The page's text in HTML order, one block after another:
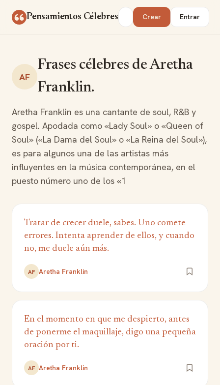
Pensamientos Célebres Buscar Crear Entrar
AF
Frases célebres de Aretha
Franklin.
Aretha Franklin es una cantante de soul, R&B y
gospel. Apodada como «Lady Soul» o «Queen of
Soul» («La Dama del Soul» o «La Reina del Soul»),
es para algunos una de las artistas más
influyentes en la música contemporánea, en el
puesto número uno de los «1
Tratar de crecer duele, sabes. Uno comete
errores. Intenta aprender de ellos, y cuando
no, me duele aún más.
AF Aretha Franklin
En el momento en que me despierto, antes
de ponerme el maquillaje, digo una pequeña
oración por ti.
AF Aretha Franklin